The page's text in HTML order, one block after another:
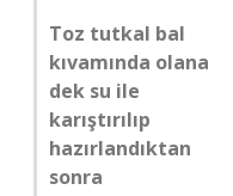
Toz tutkal bal
kıvamında olana
dek su ile
karıştırılıp
hazırlandıktan
sonra